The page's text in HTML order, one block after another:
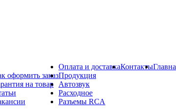
оформить заказ
на товар
Оплата и доставкаКонтакты
Продукция
Автозвук
Расходное
Разъемы RCA